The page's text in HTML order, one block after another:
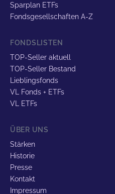
Sparplan ETFs
Fondsgesellschaften A-Z
FONDSLISTEN
TOP-Seller aktuell
TOP-Seller Bestand
Lieblingsfonds
VL Fonds + ETFs
VL ETFs
ÜBER UNS
Stärken
Historie
Presse
Kontakt
Impressum